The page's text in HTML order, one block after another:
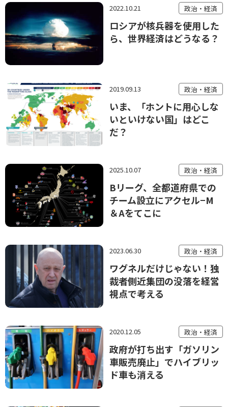
2022.10.21 政治・経済
ロシアが核兵器を使用した
ら、世界経済はどうなる？
2019.09.13 政治・経済
いま、「ホントに用心しな
いといけない国」はどこ
だ？
2025.10.07 政治・経済
Bリーグ、全都道府県での
チーム設立にアクセル−M
＆Aをてこに
2023.06.30 政治・経済
ワグネルだけじゃない！独
裁者側近集団の没落を経営
視点で考える
2020.12.05 政治・経済
政府が打ち出す「ガソリン
車販売廃止」でハイブリッ
ド車も消える